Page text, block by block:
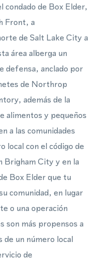
condado de Box Elder,
Front, a
de Salt Lake City a
área alberga un
defensa, anclado por
de Northrop
además de la
alimentos y pequeños
a las comunidades
local con el código de
Brigham City y en la
Box Elder que tu
comunidad, en lugar
o una operación
son más propensos a
un número local
de